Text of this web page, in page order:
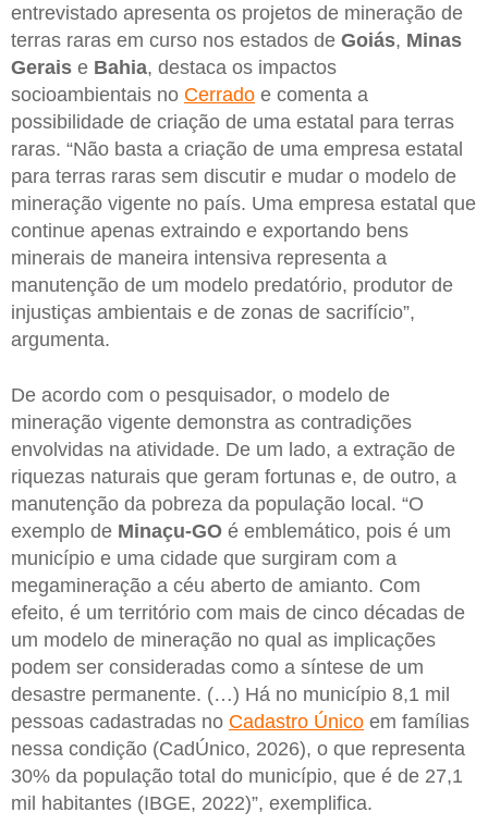
entrevistado apresenta os projetos de mineração de
terras raras em curso nos estados de Goiás, Minas
Gerais e Bahia, destaca os impactos
socioambientais no Cerrado e comenta a
possibilidade de criação de uma estatal para terras
raras. “Não basta a criação de uma empresa estatal
para terras raras sem discutir e mudar o modelo de
mineração vigente no país. Uma empresa estatal que
continue apenas extraindo e exportando bens
minerais de maneira intensiva representa a
manutenção de um modelo predatório, produtor de
injustiças ambientais e de zonas de sacrifício”,
argumenta.
De acordo com o pesquisador, o modelo de
mineração vigente demonstra as contradições
envolvidas na atividade. De um lado, a extração de
riquezas naturais que geram fortunas e, de outro, a
manutenção da pobreza da população local. “O
exemplo de Minaçu-GO é emblemático, pois é um
município e uma cidade que surgiram com a
megamineração a céu aberto de amianto. Com
efeito, é um território com mais de cinco décadas de
um modelo de mineração no qual as implicações
podem ser consideradas como a síntese de um
desastre permanente. (…) Há no município 8,1 mil
pessoas cadastradas no Cadastro Único em famílias
nessa condição (CadÚnico, 2026), o que representa
30% da população total do município, que é de 27,1
mil habitantes (IBGE, 2022)”, exemplifica.